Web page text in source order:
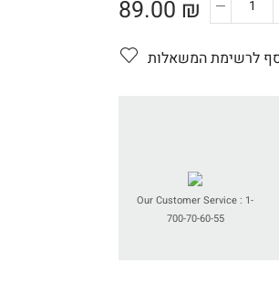
89.00 ₪
כמות
Topלרשימת המשאלות
Our Customer Service : 1-
700-70-60-55